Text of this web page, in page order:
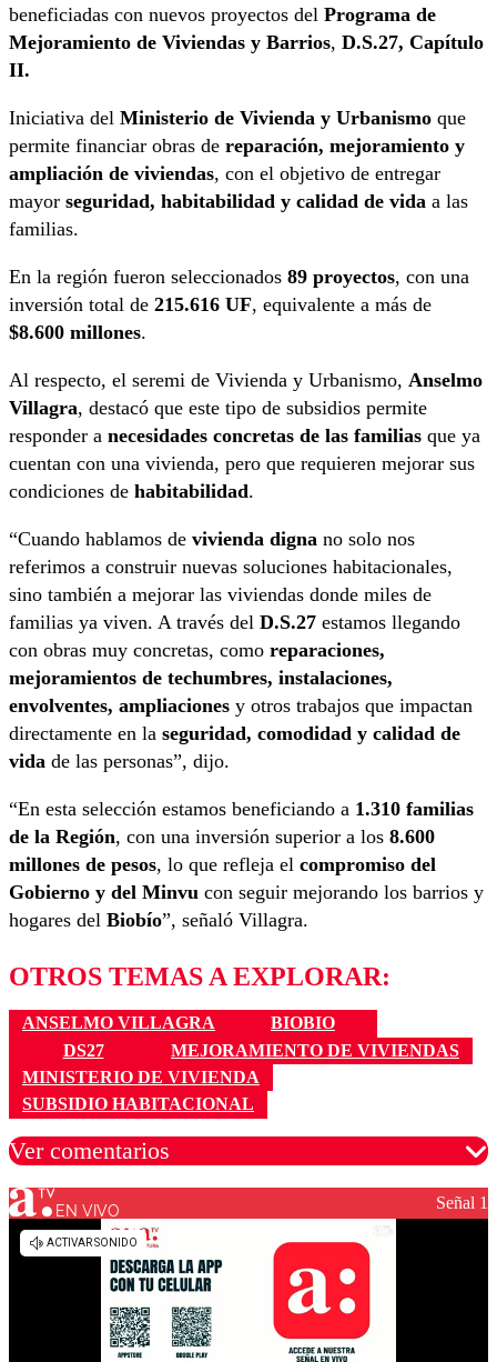
beneficiadas con nuevos proyectos del Programa de
Mejoramiento de Viviendas y Barrios, D.S.27, Capítulo
II.
Iniciativa del Ministerio de Vivienda y Urbanismo que
permite financiar obras de reparación, mejoramiento y
ampliación de viviendas, con el objetivo de entregar
mayor seguridad, habitabilidad y calidad de vida a las
familias.
En la región fueron seleccionados 89 proyectos, con una
inversión total de 215.616 UF, equivalente a más de
$8.600 millones.
Al respecto, el seremi de Vivienda y Urbanismo, Anselmo
Villagra, destacó que este tipo de subsidios permite
responder a necesidades concretas de las familias que ya
cuentan con una vivienda, pero que requieren mejorar sus
condiciones de habitabilidad.
“Cuando hablamos de vivienda digna no solo nos
referimos a construir nuevas soluciones habitacionales,
sino también a mejorar las viviendas donde miles de
familias ya viven. A través del D.S.27 estamos llegando
con obras muy concretas, como reparaciones,
mejoramientos de techumbres, instalaciones,
envolventes, ampliaciones y otros trabajos que impactan
directamente en la seguridad, comodidad y calidad de
vida de las personas”, dijo.
“En esta selección estamos beneficiando a 1.310 familias
de la Región, con una inversión superior a los 8.600
millones de pesos, lo que refleja el compromiso del
Gobierno y del Minvu con seguir mejorando los barrios y
hogares del Biobío”, señaló Villagra.
OTROS TEMAS A EXPLORAR:
ANSELMO VILLAGRA
BIOBIO
DS27
MEJORAMIENTO DE VIVIENDAS
MINISTERIO DE VIVIENDA
SUBSIDIO HABITACIONAL
Ver comentarios
Los comentarios son moderados para garantizar un
diálogo respetuoso.
EN VIVO Señal 1